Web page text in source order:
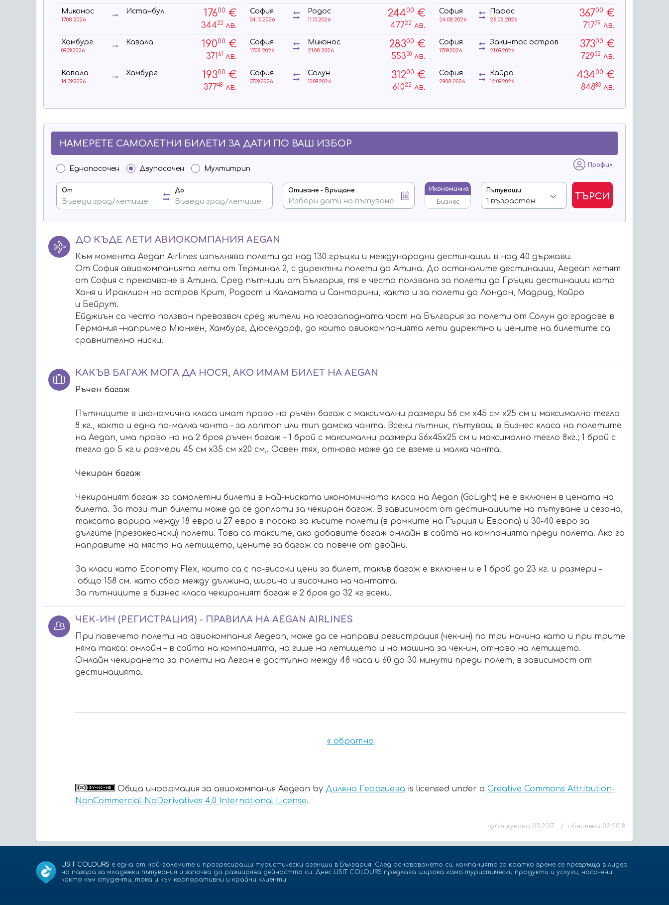
Миконос
17.08.2026
Истанбул 17600 €
34423 лв.
Хамбург
09.09.2026
Кавала 19000 €
371 61 лв.
Кавала
14.09.2026
Хамбург 19300 €
37748 лв.
София
04.10.2026
Родос
11.10.2026
24400 €
47722 лв.
София
17.08.2026
Миконос
21.08.2026
28300 €
55350 лв.
София
07.09.2026
Солун
10.09.2026
31200 €
61022 лв.
София
24.08.2026
Пафос
28.08.2026
36700 €
71779 лв.
София
17.09.2026
Закинтос остров
21.09.2026
37300 €
72952 лв.
София
29.08.2026
Кайро
12.09.2026
43400 €
84883лв.
НАМЕРЕТЕ САМОЛЕТНИ БИЛЕТИ ЗА ДАТИ ПО ВАШ ИЗБОР
Профил
Еднопосочен Двупосочен Мултитрип
От До Отиване - Връщане
Икономична
Бизнес
Пътуващи
ТЪРСИ
ДО КЪДЕ ЛЕТИ АВИОКОМПАНИЯ AEGAN
Към момента Aegan Airlines изпълнява полети до над 130 гръцки и международни дестинации в над 40 държави.
От София авиокомпанията лети от Терминал 2, с директни полети до Атина. До останалите дестинации, Aegean летят
от София с прекачване в Атина. Сред пътници от България, тя е често ползвана за полети до Гръцки дестинации като
Ханя и Ираклион на остров Крит, Родост и Каламата и Санторини, както и за полети до Лондон, Мадрид, Кайро
и Бейрут.
Ейджиън са често ползван превозвач сред жители на югозападната част на България за полети от Солун до градове в
Германия –например Мюнхен, Хамбург, Дюселдорф, до които авиокомпанията лети директно и цените на билетите са
сравнително ниски.
КАКЪВ БАГАЖ МОГА ДА НОСЯ, АКО ИМАМ БИЛЕТ НА AEGAN
Ръчен багаж
Пътниците в икономична класа имат право на ръчен багаж с максимални размери 56 см х45 см х25 см и максимално тегло
8 кг., както и една по-малка чанта – за лаптоп или тип дамска чанта. Всеки пътник, пътуващ в Бизнес класа на полетите
на Aegan, има право на на 2 броя ръчен багаж – 1 брой с максимални размери 56х45х25 см и максимално тегло 8кг.; 1 брой с
тегло до 5 кг и размери 45 см х35 см х20 см,. Освен тях, отново може да се вземе и малка чанта.
Чекиран багаж
Чекираният багаж за самолетни билети в най-ниската икономичната класа на Aegan (GoLight) не е включен в цената на
билета. За този тип билети може да се доплати за чекиран багаж. В зависимост от дестинациите на пътуване и сезона,
таксата варира между 18 евро и 27 евро в посока за късите полети (в рамките на Гърция и Европа) и 30-40 евро за
дългите (презокеански) полети. Това са таксите, ако добавите багаж онлайн в сайта на компанията преди полета. Ако го
направите на място на летището, цените за багаж са повече от двойни.
За класи като Economy Flex, които са с по-високи цени за билет, такъв багаж е включен и е 1 брой до 23 кг. и размери –
общо 158 см. като сбор между дължина, ширина и височина на чантата.
За пътниците в бизнес класа чекираният багаж е 2 броя до 32 кг всеки.
ЧЕК-ИН (РЕГИСТРАЦИЯ) - ПРАВИЛА НА AEGAN AIRLINES
При повечето полети на авиокомпания Aegean, може да се направи регистрация (чек-ин) по три начина като и при трите
няма такса: онлайн – в сайта на компанията, на гише на летището и на машина за чек-ин, отново на летището.
Онлайн чекирането за полети на Аеган е достъпно между 48 часа и 60 до 30 минути преди полет, в зависимост от
дестинацията.
« обратно
Обща информация за авиокомпания Aegean by Диляна Георгиева is licensed under a Creative Commons Attribution-
NonCommercial-NoDerivatives 4.0 International License.
публикувана 03.2017 / обновена 02.2018
USIT COLOURS е една от най-големите и прогресиращи туристически агенции в България. След основаването си, компанията за кратко време се превръща в лидер
на пазара за младежки пътувания и започва да разширява дейността си. Днес USIT COLOURS предлага широка гама туристически продукти и услуги, насочени
както към студенти, така и към корпоративни и крайни клиенти.